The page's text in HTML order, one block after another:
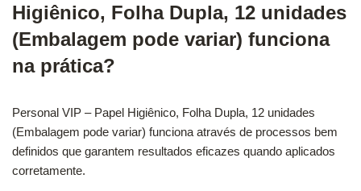
Higiênico, Folha Dupla, 12 unidades
(Embalagem pode variar) funciona
na prática?
Personal VIP – Papel Higiênico, Folha Dupla, 12 unidades
(Embalagem pode variar) funciona através de processos bem
definidos que garantem resultados eficazes quando aplicados
corretamente.